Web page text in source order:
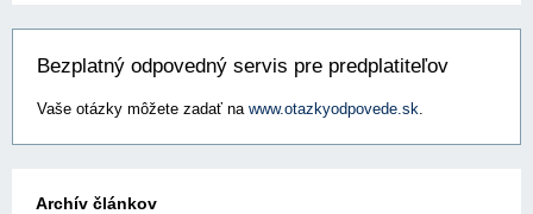
Bezplatný odpovedný servis pre predplatiteľov
Vaše otázky môžete zadať na www.otazkyodpovede.sk
Archív článkov